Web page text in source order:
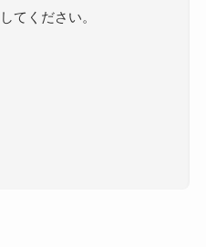
てください。